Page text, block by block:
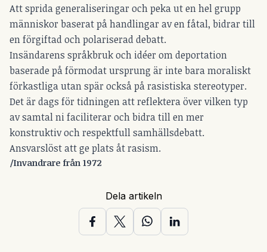
Att sprida generaliseringar och peka ut en hel grupp
människor baserat på handlingar av en fåtal, bidrar till
en förgiftad och polariserad debatt.
Insändarens språkbruk och idéer om deportation
baserade på förmodat ursprung är inte bara moraliskt
förkastliga utan spär också på rasistiska stereotyper.
Det är dags för tidningen att reflektera över vilken typ
av samtal ni faciliterar och bidra till en mer
konstruktiv och respektfull samhällsdebatt.
Ansvarslöst att ge plats åt rasism.
/Invandrare från 1972
Dela artikeln